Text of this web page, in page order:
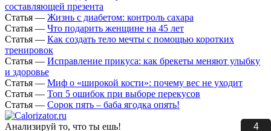
3
составляющей презента
Статья — Жизнь с диабетом: контроль сахара
Статья — Что подарить женщине на 45 лет
Статья — Как создать тело мечты с помощью коротких
тренировок
Статья — Исправление прикуса: как брекеты меняют улыбку
и здоровье
Статья — Миф о «широкой кости»: почему вес не уходит
Статья — Топ 5 ошибок при выборе перекусов
Статья — Сорок пять – баба ягодка опять!
Анализируй то, что ты ешь!